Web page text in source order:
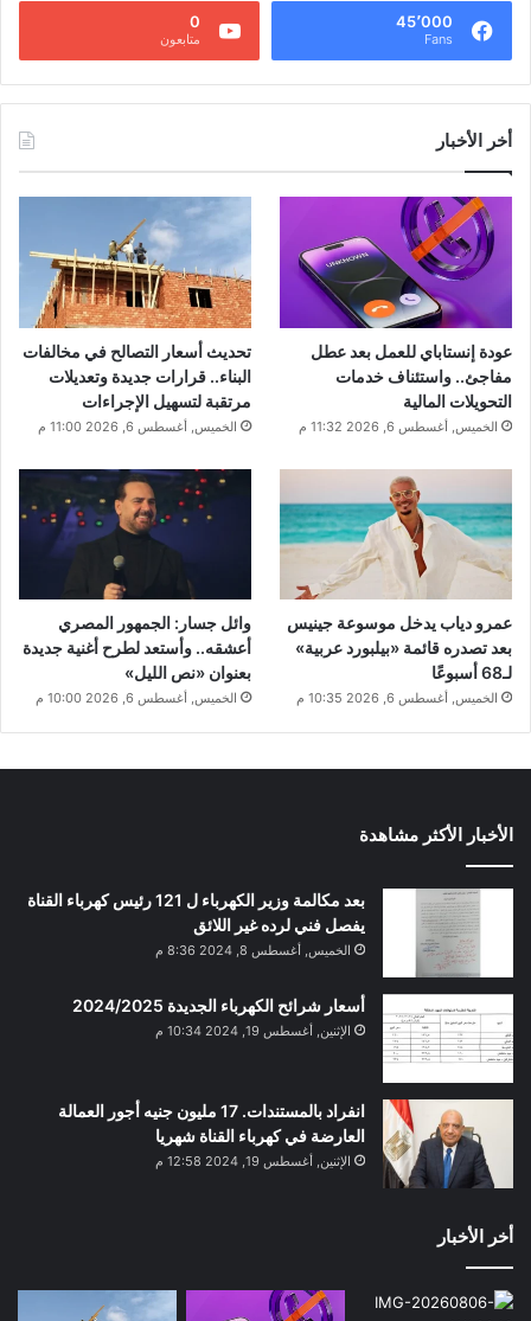
45٬000
Fans
0
متابعون
أخر الأخبار
عودة إنستاباي للعمل بعد عطل
مفاجئ.. واستئناف خدمات
التحويلات المالية
الخميس, أغسطس 6, 2026 11:32 م
تحديث أسعار التصالح في مخالفات
البناء.. قرارات جديدة وتعديلات
مرتقبة لتسهيل الإجراءات
الخميس, أغسطس 6, 2026 11:00 م
عمرو دياب يدخل موسوعة جينيس
بعد تصدره قائمة «بيلبورد عربية»
لـ68 أسبوعًا
الخميس, أغسطس 6, 2026 10:35 م
وائل جسار: الجمهور المصري
أعشقه.. وأستعد لطرح أغنية جديدة
بعنوان «نص الليل»
الخميس, أغسطس 6, 2026 10:00 م
الأخبار الأكثر مشاهدة
بعد مكالمة وزير الكهرباء ل 121 رئيس كهرباء القناة
يفصل فني لرده غير اللائق
الخميس, أغسطس 8, 2024 8:36 م
أسعار شرائح الكهرباء الجديدة 2024/2025
الإثنين, أغسطس 19, 2024 10:34 م
انفراد بالمستندات. 17 مليون جنيه أجور العمالة
العارضة في كهرباء القناة شهريا
الإثنين, أغسطس 19, 2024 12:58 م
أخر الأخبار